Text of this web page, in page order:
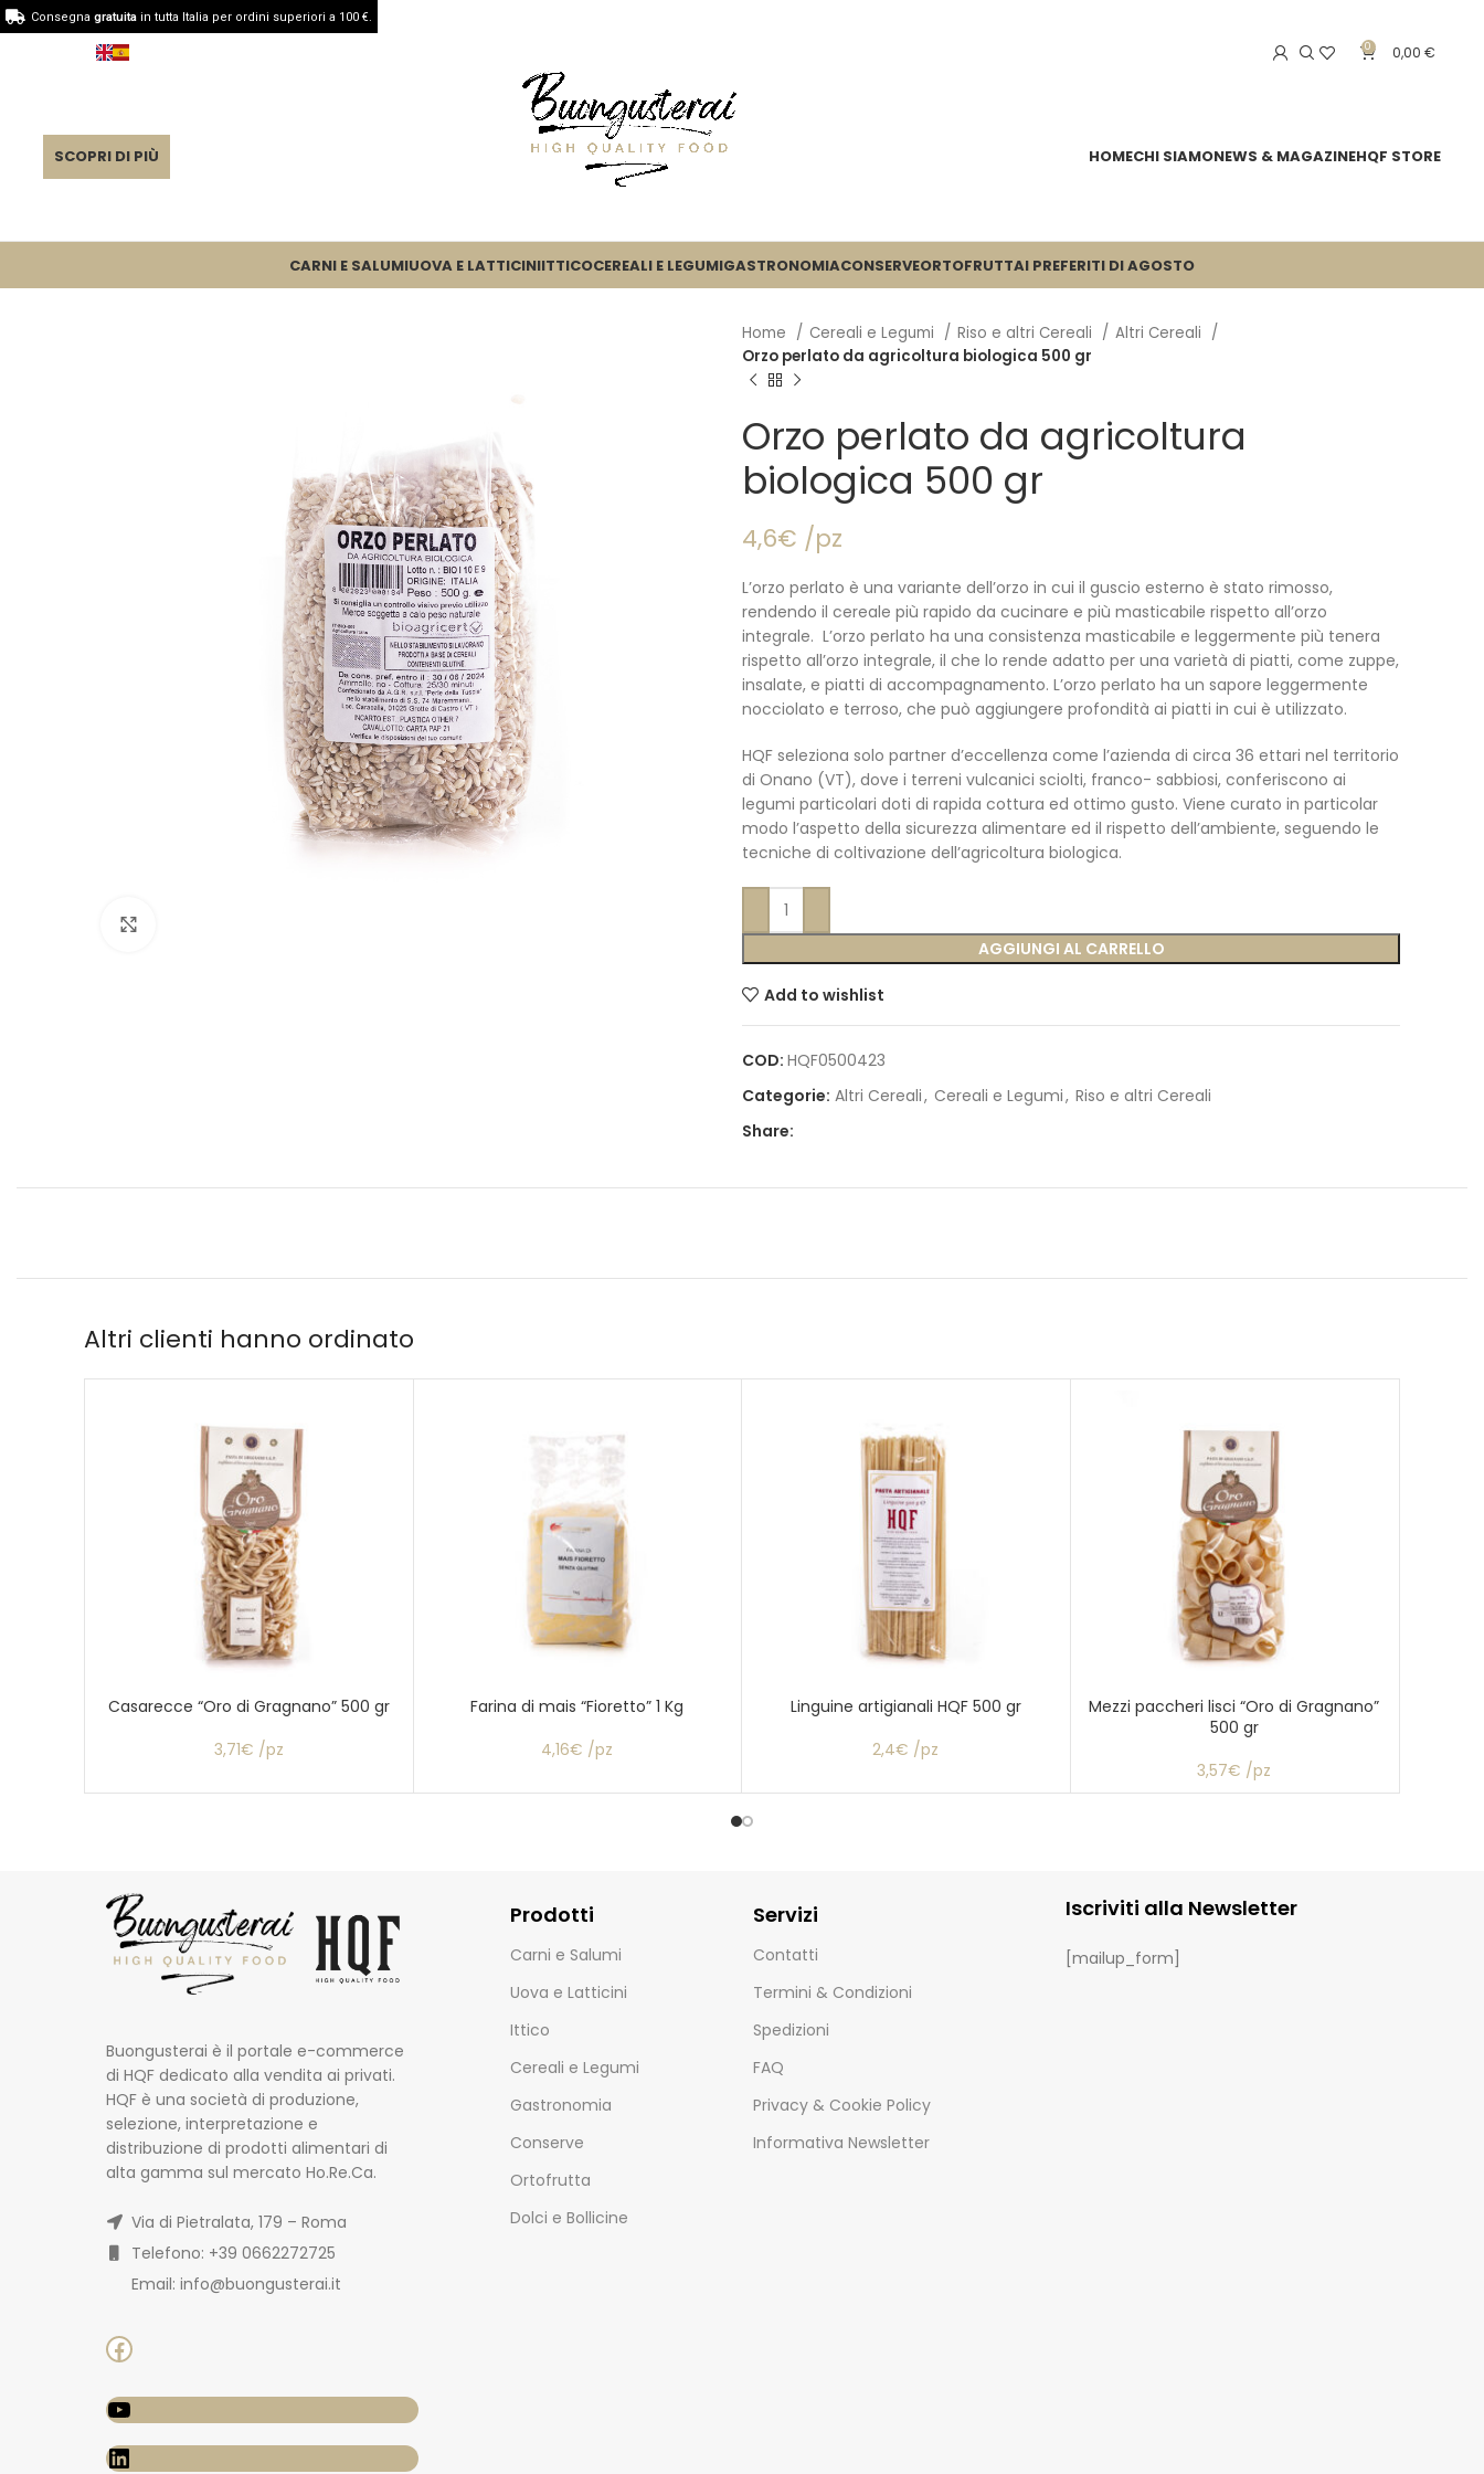
0 0,00€
SCOPRI DI PIÙ HOMECHI SIAMONEWS & MAGAZINEHQF STORE
CARNI E SALUMIUOVA E LATTICINIITTICOCEREALI E LEGUMIGASTRONOMIACONSERVEORTOFRUTTAI PREFERITI DI AGOSTO
Home Cereali e Legumi Riso e altri Cereali
Altri Cereali
Orzo perlato da agricoltura biologica 500 gr
Orzo perlato da agricoltura
biologica 500 gr
4,6€ /pz
L’orzo perlato è una variante dell’orzo in cui il guscio esterno è stato rimosso,
rendendo il cereale più rapido da cucinare e più masticabile rispetto all’orzo
integrale. L’orzo perlato ha una consistenza masticabile e leggermente più tenera
rispetto all’orzo integrale, il che lo rende adatto per una varietà di piatti, come zuppe,
insalate, e piatti di accompagnamento. L’orzo perlato ha un sapore leggermente
nocciolato e terroso, che può aggiungere profondità ai piatti in cui è utilizzato.
HQF seleziona solo partner d’eccellenza come l’azienda di circa 36 ettari nel territorio
di Onano (VT), dove i terreni vulcanici sciolti, franco- sabbiosi, conferiscono ai
legumi particolari doti di rapida cottura ed ottimo gusto. Viene curato in particolar
modo l’aspetto della sicurezza alimentare ed il rispetto dell’ambiente, seguendo le
tecniche di coltivazione dell’agricoltura biologica.
AGGIUNGI AL CARRELLO
Add to wishlist
COD: HQF0500423
Categorie: Altri Cereali, Cereali e Legumi, Riso e altri Cereali
Share:
Altri clienti hanno ordinato
Casarecce “Oro di Gragnano” 500 gr
3,71€ /pz
Farina di mais “Fioretto” 1 Kg
4,16€ /pz
Linguine artigianali HQF 500 gr
2,4€ /pz
Mezzi paccheri lisci “Oro di Gragnano”
500 gr
3,57€ /pz
Buongusterai è il portale e-commerce
di HQF dedicato alla vendita ai privati.
HQF è una società di produzione,
selezione, interpretazione e
distribuzione di prodotti alimentari di
alta gamma sul mercato Ho.Re.Ca.
Via di Pietralata, 179 – Roma
Telefono: +39 0662272725
Email: info@buongusterai.it
Prodotti
Carni e Salumi
Uova e Latticini
Ittico
Cereali e Legumi
Gastronomia
Conserve
Ortofrutta
Dolci e Bollicine
Servizi
Contatti
Termini & Condizioni
Spedizioni
FAQ
Privacy & Cookie Policy
Informativa Newsletter
Iscriviti alla Newsletter
[mailup_form]
Consegna gratuitain tutta Italia per ordini superiori a 100 €.